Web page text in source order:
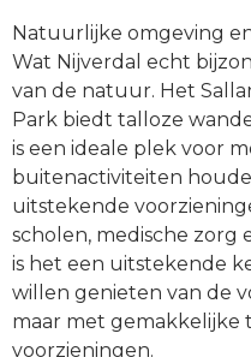
Natuurlijke omgeving
Wat Nijverdal echt
van de natuur. Het
Park biedt talloze
is een ideale plek voor
buitenactiviteiten
uitstekende
scholen, medische zorg
is het een uitstekende
willen genieten van de
maar met gemakkelijke
voorzieningen.